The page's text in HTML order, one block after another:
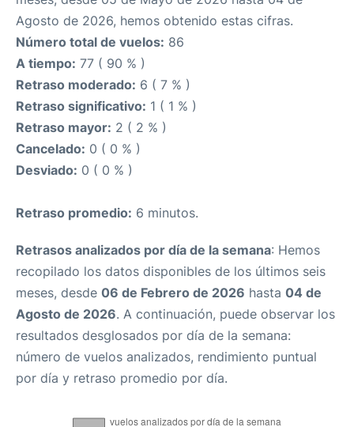
Agosto de 2026, hemos obtenido estas cifras.
Número total de vuelos: 86
A tiempo: 77 ( 90 % )
Retraso moderado: 6 ( 7 % )
Retraso significativo: 1 ( 1 % )
Retraso mayor: 2 ( 2 % )
Cancelado: 0 ( 0 % )
Desviado: 0 ( 0 % )
Retraso promedio: 6 minutos.
Retrasos analizados por día de la semana: Hemos
recopilado los datos disponibles de los últimos seis
meses, desde 06 de Febrero de 2026 hasta 04 de
Agosto de 2026. A continuación, puede observar los
resultados desglosados por día de la semana:
número de vuelos analizados, rendimiento puntual
por día y retraso promedio por día.